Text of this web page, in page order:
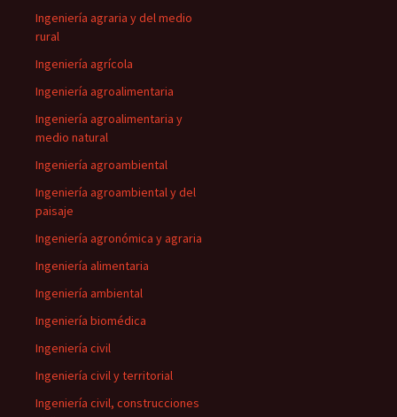
Ingeniería agraria y del medio
rural
Ingeniería agrícola
Ingeniería agroalimentaria
Ingeniería agroalimentaria y
medio natural
Ingeniería agroambiental
Ingeniería agroambiental y del
paisaje
Ingeniería agronómica y agraria
Ingeniería alimentaria
Ingeniería ambiental
Ingeniería biomédica
Ingeniería civil
Ingeniería civil y territorial
Ingeniería civil, construcciones